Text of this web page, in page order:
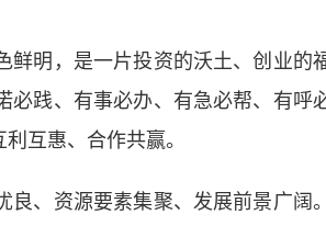
明，是一片投资的沃土、创业的
必践、有事必办、有急必帮、有呼
互惠、合作共赢。
、资源要素集聚、发展前景广阔。